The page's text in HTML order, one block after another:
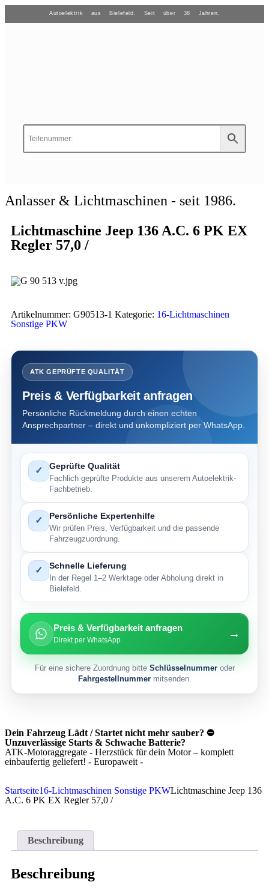
Autoelektrik aus Bielefeld. Seit über 38 Jahren.
Anlasser & Lichtmaschinen - seit 1986.
Lichtmaschine Jeep 136 A.C. 6 PK EX
Regler 57,0 /
Artikelnummer: G90513-1 Kategorie: 16-Lichtmaschinen
Sonstige PKW
ATK GEPRÜFTE QUALITÄT
Preis & Verfügbarkeit anfragen
Persönliche Rückmeldung durch einen echten
Ansprechpartner – direkt und unkompliziert per WhatsApp.
✓ Geprüfte Qualität
Fachlich geprüfte Produkte aus unserem Autoelektrik-
Fachbetrieb.
✓ Persönliche Expertenhilfe
Wir prüfen Preis, Verfügbarkeit und die passende
Fahrzeugzuordnung.
✓ Schnelle Lieferung
In der Regel 1–2 Werktage oder Abholung direkt in
Bielefeld.
Preis & Verfügbarkeit anfragen
Direkt per WhatsApp →
Für eine sichere Zuordnung bitte Schlüsselnummeroder
Fahrgestellnummermitsenden.
Dein Fahrzeug Lädt / Startet nicht mehr sauber? ⛔
Unzuverlässige Starts & Schwache Batterie?
ATK-Motoraggregate - Herzstück für dein Motor – komplett
einbaufertig geliefert! - Europaweit -
Startseite16-Lichtmaschinen Sonstige PKWLichtmaschine Jeep 136
A.C. 6 PK EX Regler 57,0 /
Beschreibung
Beschreibung